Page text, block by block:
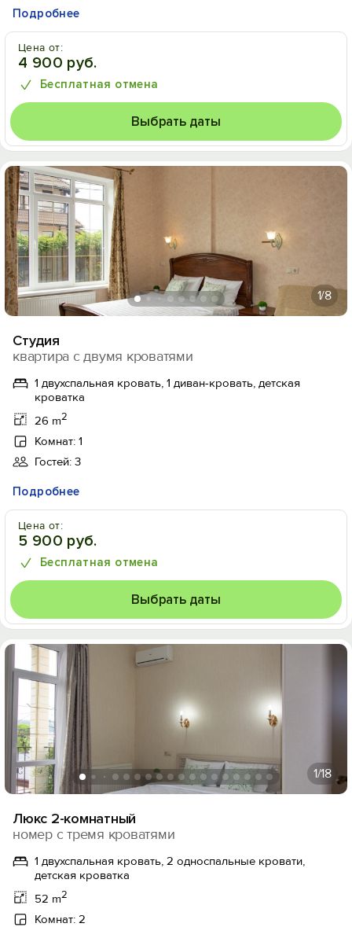
Подробнее
Цена от:
4 900 руб.
Бесплатная отмена
Выбрать даты
1/8
Студия
квартира с двумя кроватями
1 двухспальная кровать, 1 диван-кровать, детская
кроватка
26 m2
Комнат: 1
Гостей: 3
Подробнее
Цена от:
5 900 руб.
Бесплатная отмена
Выбрать даты
1/18
Люкс 2-комнатный
номер с тремя кроватями
1 двухспальная кровать, 2 односпальные кровати,
детская кроватка
52 m2
Комнат: 2